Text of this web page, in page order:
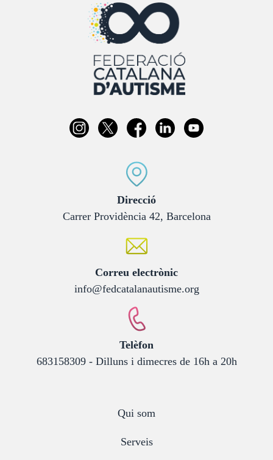
Direcció:
Carrer Providència 42, Barcelona
Correu electrònic:
info@fedcatalanautisme.org
Telèfon
683158309 - Dilluns i dimecres de 16h a 20h
Qui som
Serveis